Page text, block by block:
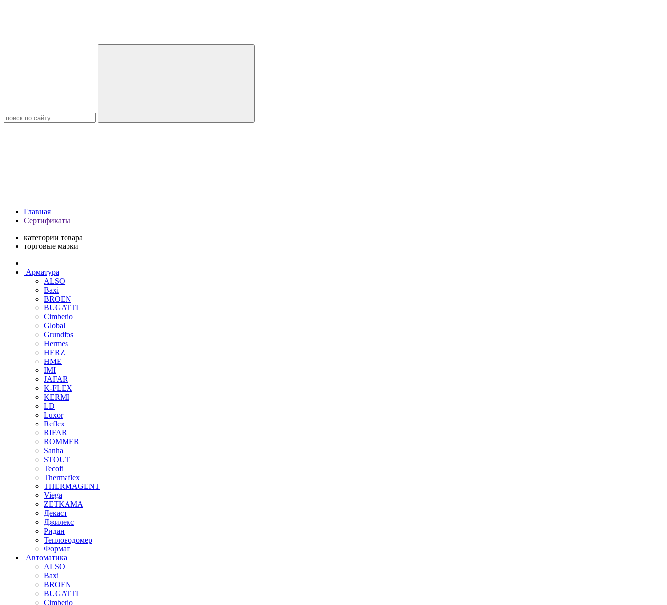
Главная
Сертификаты
категории товара
торговые марки
Арматура
ALSO
Baxi
BROEN
BUGATTI
Cimberio
Global
Grundfos
Hermes
HERZ
HME
IMI
JAFAR
K-FLEX
KERMI
LD
Luxor
Reflex
RIFAR
ROMMER
Sanha
STOUT
Tecofi
Thermaflex
THERMAGENT
Viega
ZETKAMA
Декаст
Джилекс
Ридан
Тепловодомер
Формат
Автоматика
ALSO
Baxi
BROEN
BUGATTI
Cimberio